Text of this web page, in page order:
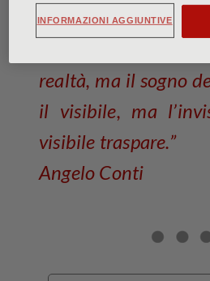
rappresentare le
realtà, ma il sogno
il visibile, ma
visibile traspare.”
Angelo Conti
INFORMAZIONI AGGIUNTIVE